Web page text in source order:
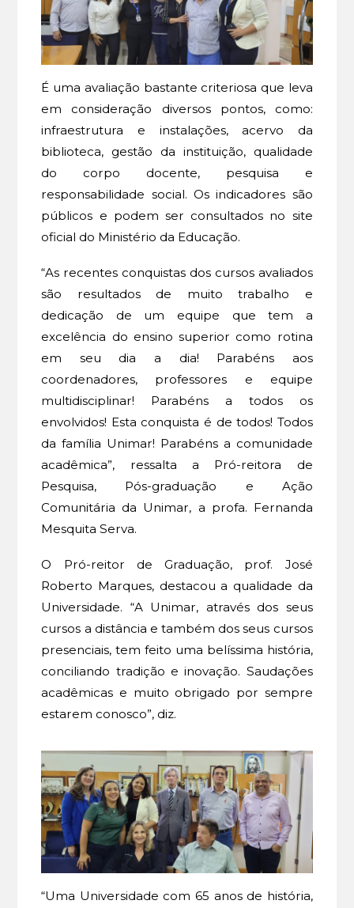
É uma avaliação bastante criteriosa que leva
em consideração diversos pontos, como:
infraestrutura e instalações, acervo da
biblioteca, gestão da instituição, qualidade
do corpo docente, pesquisa e
responsabilidade social. Os indicadores são
públicos e podem ser consultados no site
oficial do Ministério da Educação.
“As recentes conquistas dos cursos avaliados
são resultados de muito trabalho e
dedicação de um equipe que tem a
excelência do ensino superior como rotina
em seu dia a dia! Parabéns aos
coordenadores, professores e equipe
multidisciplinar! Parabéns a todos os
envolvidos! Esta conquista é de todos! Todos
da família Unimar! Parabéns a comunidade
acadêmica”, ressalta a Pró-reitora de
Pesquisa, Pós-graduação e Ação
Comunitária da Unimar, a profa. Fernanda
Mesquita Serva.
O Pró-reitor de Graduação, prof. José
Roberto Marques, destacou a qualidade da
Universidade. “A Unimar, através dos seus
cursos a distância e também dos seus cursos
presenciais, tem feito uma belíssima história,
conciliando tradição e inovação. Saudações
acadêmicas e muito obrigado por sempre
estarem conosco”, diz.
“Uma Universidade com 65 anos de história,